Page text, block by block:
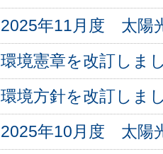
2025年11月度 太陽
環境憲章を改訂しま
環境方針を改訂しま
2025年10月度 太陽